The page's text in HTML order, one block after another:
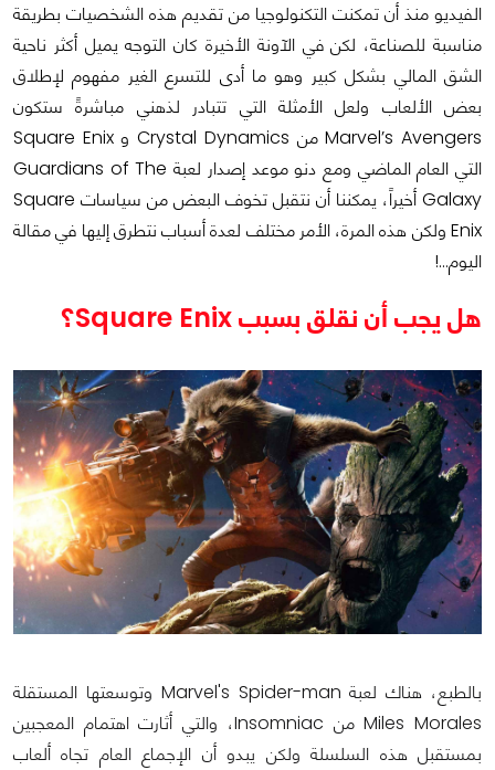
الفيديو منذ أن تمكنت التكنولوجيا من تقديم هذه الشخصيات بطريقة
مناسبة للصناعة، لكن في الآونة الأخيرة كان التوجه يميل أكثر ناحية
الشق المالي بشكل كبير وهو ما أدى للتسرع الغير مفهوم لإطلاق
بعض الألعاب ولعل الأمثلة التي تتبادر لذهني مباشرةً ستكون
Marvel’s Avengers من Crystal Dynamics و Square Enix
التي العام الماضي ومع دنو موعد إصدار لعبة Guardians of The
Galaxy أخيراً، يمكننا أن نتقبل تخوف البعض من سياسات Square
Enix ولكن هذه المرة، الأمر مختلف لعدة أسباب نتطرق إليها في مقالة
اليوم...!
هل يجب أن نقلق بسبب Square Enix؟
بالطبع، هناك لعبة Marvel's Spider-man وتوسعتها المستقلة
Miles Morales من Insomniac، والتي أثارت اهتمام المعجبين
بمستقبل هذه السلسلة ولكن يبدو أن الإجماع العام تجاه ألعاب